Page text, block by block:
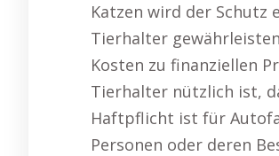
Katzen wird der Schutz
Tierhalter
Kosten zu finanziellen
Tierhalter nützlich ist,
Haftpflicht ist für
Personen oder deren